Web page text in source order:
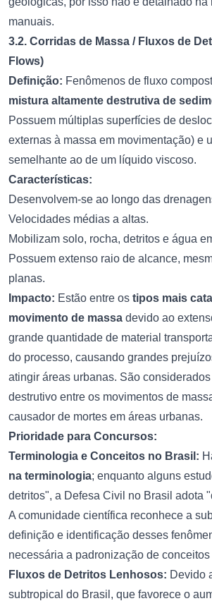
manuais.
3.2. Corridas de Massa / Fluxos de
Flows)
Definição: Fenômenos de fluxo
mistura altamente destrutiva de
Possuem múltiplas superfícies de
externas à massa em movimentação) e
semelhante ao de um líquido viscoso.
Características:
Desenvolvem-se ao longo das
Velocidades médias a altas.
Mobilizam solo, rocha, detritos e água
Possuem extenso raio de alcance,
planas.
Impacto: Estão entre os tipos mais
movimento de massa devido ao
grande quantidade de material
do processo, causando grandes
atingir áreas urbanas. São
destrutivo entre os movimentos de
causador de mortes em áreas urbanas.
Prioridade para Concursos:
Terminologia e Conceitos no Brasil:
na terminologia; enquanto alguns
detritos", a Defesa Civil no Brasil adota
A comunidade científica reconhece a
definição e identificação desses
necessária a padronização de
Fluxos de Detritos Lenhosos: Devido
subtropical do Brasil, que favorece o